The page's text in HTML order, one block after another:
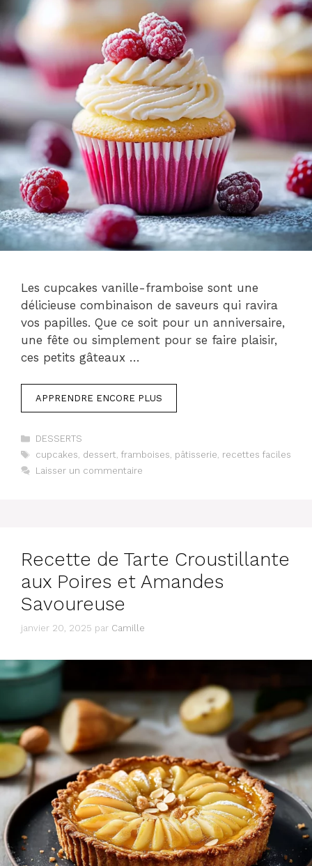
Les cupcakes vanille-framboise sont une
délicieuse combinaison de saveurs qui ravira
vos papilles. Que ce soit pour un anniversaire,
une fête ou simplement pour se faire plaisir,
ces petits gâteaux …
APPRENDRE ENCORE PLUS
Catégories
DESSERTS
Étiquettes
cupcakes, dessert, framboises, pâtisserie, recettes faciles
Laisser un commentaire
Recette de Tarte Croustillante
aux Poires et Amandes
Savoureuse
janvier 20, 2025 par Camille